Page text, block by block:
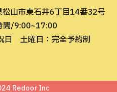
松山市東石井6丁目14番32号
間/9:00~17:00
日
土曜日：完全予約制
Redoor Inc